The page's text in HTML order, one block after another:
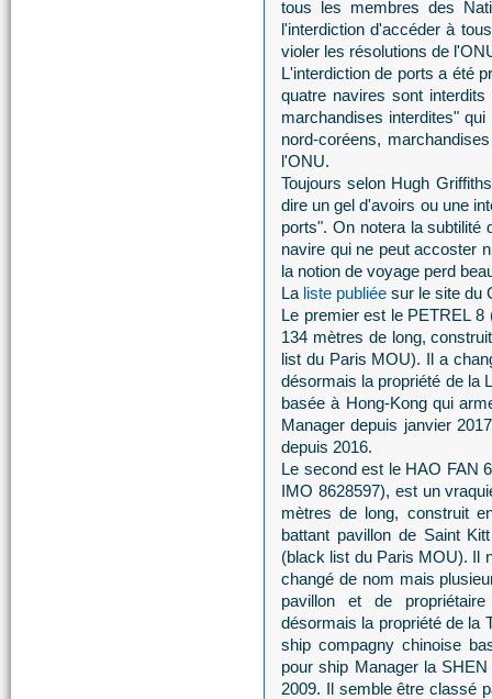
tous les membres des
l'interdiction d'accéder à
violer les résolutions de
L'interdiction de ports a été
quatre navires sont
marchandises interdites"
nord-coréens,
l'ONU.
Toujours selon Hugh
dire un gel d'avoirs ou une
ports". On notera la subtilité
navire qui ne peut accoster
la notion de voyage perd
La liste publiée sur le site du
Le premier est le PETREL
134 mètres de long,
list du Paris MOU). Il a
désormais la propriété de la
basée à Hong-Kong qui
Manager depuis janvier
depuis 2016.
Le second est le HAO FAN
IMO 8628597), est un
mètres de long, construit
battant pavillon de Saint
(black list du Paris MOU). Il
changé de nom mais
pavillon et de
désormais la propriété de la
ship compagny chinoise
pour ship Manager la
2009. Il semble être classé